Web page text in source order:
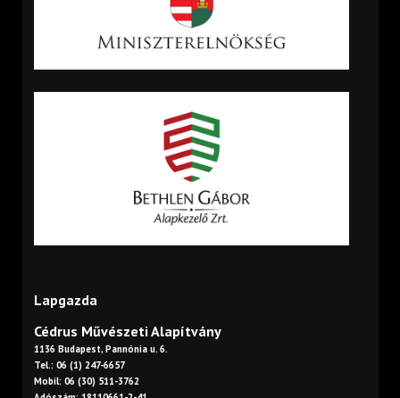
Lapgazda
Cédrus Művészeti Alapítvány
1136 Budapest, Pannónia u. 6.
Tel.: 06 (1) 247-6657
Mobil: 06 (30) 511-3762